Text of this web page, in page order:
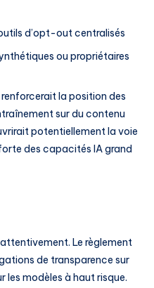
d’opt-out centralisés
ou propriétaires
renforcerait la position des
sur du contenu
potentiellement la voie
des capacités IA grand
Le règlement
de transparence sur
les modèles à haut risque.